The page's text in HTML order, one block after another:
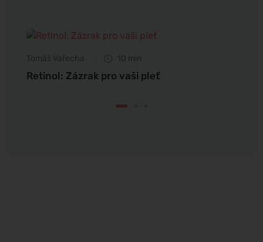
Tomáš Vařecha 10 min
Retinol: Zázrak pro vaši pleť